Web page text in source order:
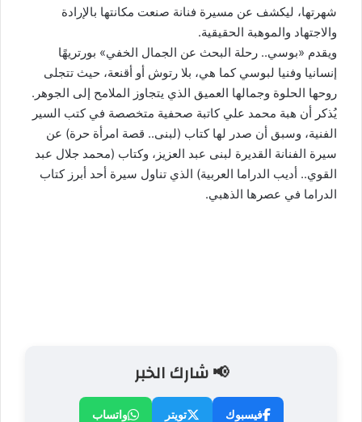
شهرتها، ليكشف عن مسيرة فنانة صنعت مكانتها بالإرادة
والاجتهاد والموهبة الحقيقية.
ويقدم «بوسي.. رحلة البحث عن الجمال الخفي» بورتريهًا
إنسانيا وفنيا لبوسي كما هي، بلا رتوش أو أقنعة، حيث تتجلى
روحها الحلوة وجمالها العميق الذي يتجاوز الملامح إلى الجوهر.
يُذكر أن هبة محمد علي كاتبة صحفية متخصصة في كتب السير
الفنية، وسبق أن صدر لها كتاب (لبنى.. قصة امرأة حرة) عن
سيرة الفنانة القديرة لبنى عبد العزيز، وكتاب (محمد جلال عبد
القوي.. أديب الدراما العربية) الذي تناول سيرة أحد أبرز كتاب
الدراما في عصرها الذهبي.
📢 شارك الخبر
فيسبوك تويتر واتساب